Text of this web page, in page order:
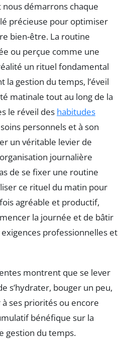
démarrons chaque
précieuse pour optimiser
bien-être. La routine
ou perçue comme une
un rituel fondamental
gestion du temps, l’éveil
matinale tout au long de la
le réveil des habitudes
personnels et à son
un véritable levier de
journalière
de se fixer une routine
ce rituel du matin pour
agréable et productif,
la journée et de bâtir
professionnelles et
montrent que se lever
s’hydrater, bouger un peu,
ses priorités ou encore
bénéfique sur la
gestion du temps.